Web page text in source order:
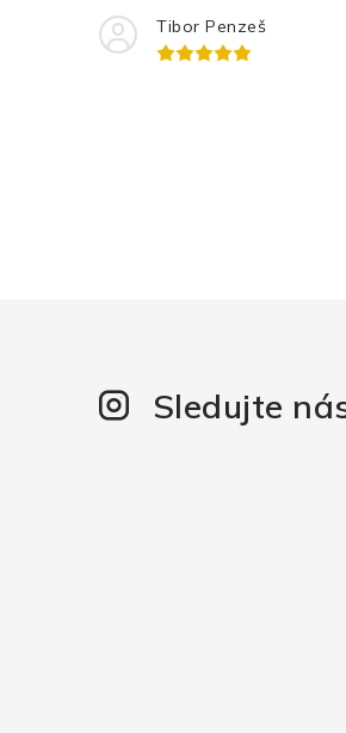
Tibor Penzeš
Sledujte